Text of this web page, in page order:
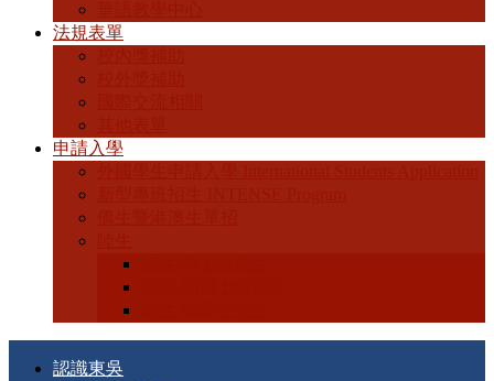
法規表單
申請入學
認識東吳